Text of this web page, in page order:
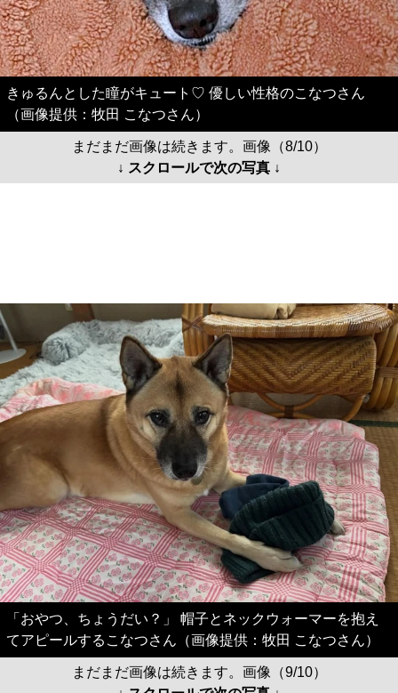
きゅるんとした瞳がキュート♡ 優しい性格のこなつさん
（画像提供：牧田 こなつさん）
まだまだ画像は続きます。画像（8/10）
↓ スクロールで次の写真 ↓
「おやつ、ちょうだい？」 帽子とネックウォーマーを抱え
てアピールするこなつさん（画像提供：牧田 こなつさん）
まだまだ画像は続きます。画像（9/10）